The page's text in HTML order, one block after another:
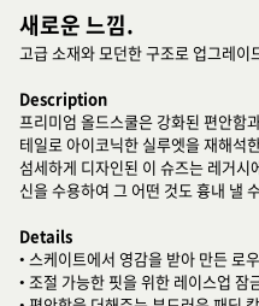
새로운 느낌.
고급 소재와 모던한 구조로 업그레이
Description
프리미엄 올드스쿨은 강화된 편안함
테일로 아이코닉한 실루엣을 재해석
섬세하게 디자인된 이 슈즈는 레거
신을 수용하여 그 어떤 것도 흉내 낼
Details
• 스케이트에서 영감을 받아 만든 로
• 조절 가능한 핏을 위한 레이스업 잠